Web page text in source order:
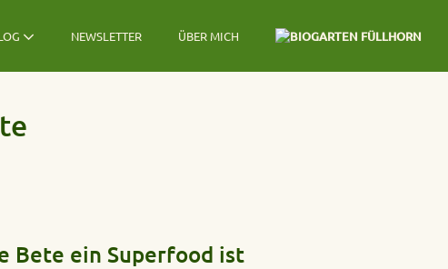
NEWSLETTER ÜBER MICH
Bete ein Superfood ist